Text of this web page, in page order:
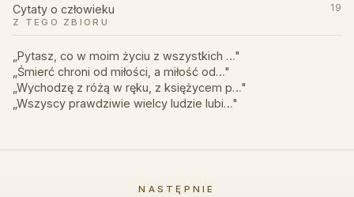
Cytaty o człowieku
19
Z TEGO ZBIORU
„Pytasz, co w moim życiu z wszystkich …"
„Śmierć chroni od miłości, a miłość od…"
„Wychodzę z różą w ręku, z księżycem p…"
„Wszyscy prawdziwie wielcy ludzie lubi…"
NASTĘPNIE